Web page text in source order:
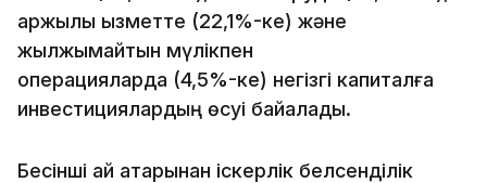
қаржылық қызметте (22,1%-ке) және
жылжымайтын мүлікпен
операцияларда (4,5%-ке) негізгі капиталға
инвестициялардың өсуі байқалады.
Бесінші ай қатарынан іскерлік белсенділік